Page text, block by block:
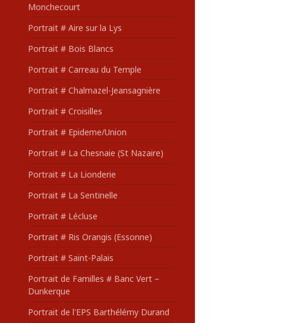
Monchecourt
Portrait # Aire sur la Lys
Portrait # Bois Blancs
Portrait # Carreau du Temple
Portrait # Chalmazel-Jeansagnière
Portrait # Croisilles
Portrait # Epideme/Union
Portrait # La Chesnaie (St Nazaire)
Portrait # La Lionderie
Portrait # La Sentinelle
Portrait # Lécluse
Portrait # Ris Orangis (Essonne)
Portrait # Saint-Palais
Portrait de Familles # Banc Vert –
Dunkerque
Portrait de l'EPS Barthélémy Durand